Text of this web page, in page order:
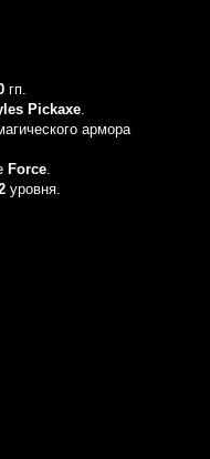
гп.
Pickaxe.
армора
Force.
уровня.